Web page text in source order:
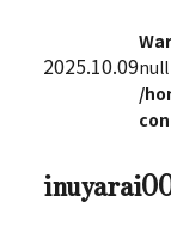
2025.10.09
/